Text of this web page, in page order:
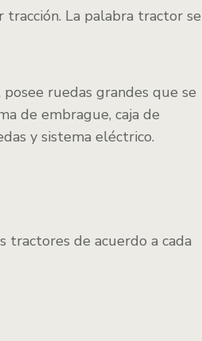
La palabra tractor se
ruedas grandes que se
de embrague, caja de
y sistema eléctrico.
tractores de acuerdo a cada